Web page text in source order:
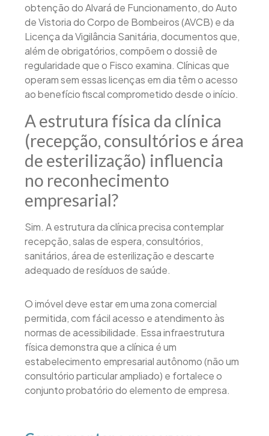
obtenção do Alvará de Funcionamento, do Auto
de Vistoria do Corpo de Bombeiros (AVCB) e da
Licença da Vigilância Sanitária, documentos que,
além de obrigatórios, compõem o dossiê de
regularidade que o Fisco examina. Clínicas que
operam sem essas licenças em dia têm o acesso
ao benefício fiscal comprometido desde o início.
A estrutura física da clínica
(recepção, consultórios e área
de esterilização) influencia
no reconhecimento
empresarial?
Sim. A estrutura da clínica precisa contemplar
recepção, salas de espera, consultórios,
sanitários, área de esterilização e descarte
adequado de resíduos de saúde.
O imóvel deve estar em uma zona comercial
permitida, com fácil acesso e atendimento às
normas de acessibilidade. Essa infraestrutura
física demonstra que a clínica é um
estabelecimento empresarial autônomo (não um
consultório particular ampliado) e fortalece o
conjunto probatório do elemento de empresa.